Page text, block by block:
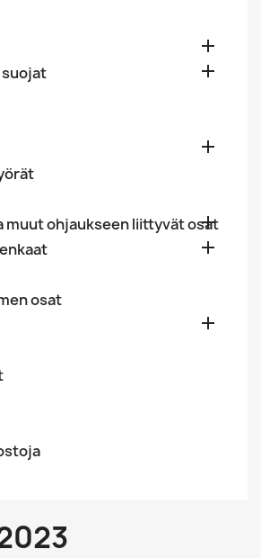



muut ohjaukseen liittyvät osat


osat
